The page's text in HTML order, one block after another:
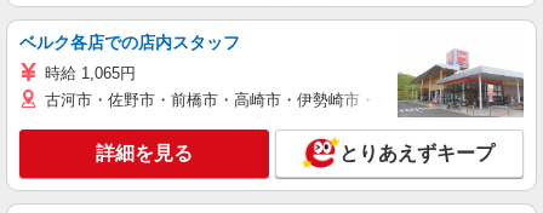
ベルク各店での店内スタッフ
時給 1,065円
古河市・佐野市・前橋市・高崎市・伊勢崎市・太田市・館林市・藤
詳細を見る とりあえずキープ